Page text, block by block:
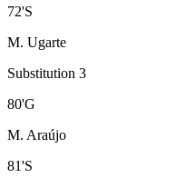
72'S
M. Ugarte
Substitution 3
80'G
M. Araújo
81'S